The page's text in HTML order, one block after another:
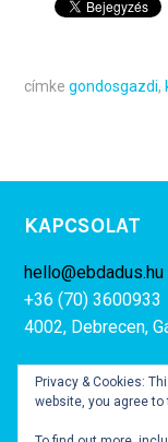
címkegondosgazdi,
KAPCSOLAT
hello@ebdadus.hu
+36 (70) 3600933
4002, Debrecen,
ViewView
Privacy & Cookies:
website, you agree to